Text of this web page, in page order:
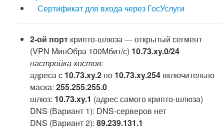
Сертификат для входа через ГосУслуги
2-ой порт крипто-шлюза — открытый сегмент
(VPN МинОбра 100Мбит/с) 10.73.xy.0/24
настройка хостов:
адреса с 10.73.xy.2 по 10.73.xy.254 включительно
маска: 255.255.255.0
шлюз: 10.73.xy.1 (адрес самого крипто-шлюза)
DNS (Вариант 1): DNS-серверов нет
DNS (Вариант 2): 89.239.131.1